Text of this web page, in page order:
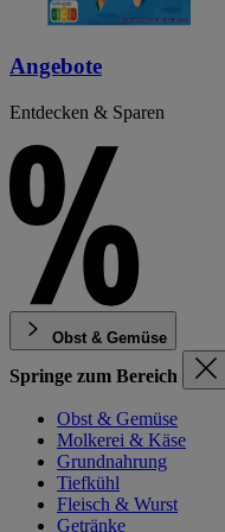
Angebote
Entdecken & Sparen
Obst & Gemüse
Springe zum Bereich
Obst & Gemüse
Molkerei & Käse
Grundnahrung
Tiefkühl
Fleisch & Wurst
Getränke